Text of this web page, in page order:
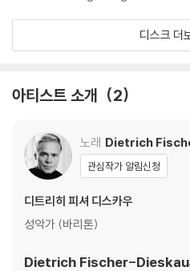
디스크 더
아티스트 소개 2
노래 Dietrich
관심작가 알림신청
디트리히 피셔 디스카우
성악가 (바리톤)
Dietrich Fischer-Dieskau